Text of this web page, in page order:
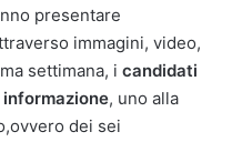
presentare
immagini, video,
settimana, i candidati
, uno alla
dei sei